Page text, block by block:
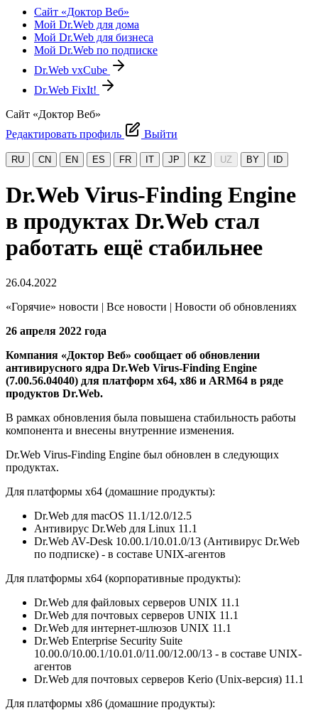
Сайт «Доктор Веб»
Мой Dr.Web для дома
Мой Dr.Web для бизнеса
Мой Dr.Web по подписке
Dr.Web vxCube
Dr.Web FixIt!
Сайт «Доктор Веб»
Редактировать профиль
Выйти
RU CN EN ES FR IT JP KZ UZ BY ID
Dr.Web Virus-Finding Engine
в продуктах Dr.Web стал
работать ещё стабильнее
26.04.2022
«Горячие» новости | Все новости | Новости об обновлениях
26 апреля 2022 года
Компания «Доктор Веб» сообщает об обновлении
антивирусного ядра Dr.Web Virus-Finding Engine
(7.00.56.04040) для платформ х64, х86 и ARM64 в ряде
продуктов Dr.Web.
В рамках обновления была повышена стабильность работы
компонента и внесены внутренние изменения.
Dr.Web Virus-Finding Engine был обновлен в следующих
продуктах.
Для платформы х64 (домашние продукты):
Dr.Web для macOS 11.1/12.0/12.5
Антивирус Dr.Web для Linux 11.1
Dr.Web AV-Desk 10.00.1/10.01.0/13 (Антивирус Dr.Web
по подписке) - в составе UNIX-агентов
Для платформы х64 (корпоративные продукты):
Dr.Web для файловых серверов UNIX 11.1
Dr.Web для почтовых серверов UNIX 11.1
Dr.Web для интернет-шлюзов UNIX 11.1
Dr.Web Enterprise Security Suite
10.00.0/10.00.1/10.01.0/11.00/12.00/13 - в составе UNIX-
агентов
Dr.Web для почтовых серверов Kerio (Unix-версия) 11.1
Для платформы х86 (домашние продукты):